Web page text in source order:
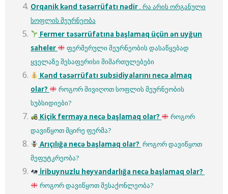
Orqanik kənd təsərrüfatı nədir . რა არის ორგანული
სოფლის მეურნეობა
Fermer təsərrüfatına başlamaq üçün ən uyğun
saheler
ფერმერული მეურნეობის დასაწყებად
ყველაზე შესაფერისი მიმართულებები
Kənd təsərrüfatı subsidiyalarını necə almaq
olar?
როგორ მივიღოთ სოფლის მეურნეობის
სუბსიდიები?
Kiçik fermaya necə başlamaq olar?
როგორ
დავიწყოთ მცირე ფერმა?
Arıçılığa necə başlamaq olar? როგორ დავიწყოთ
მეფუტკრეობა?
İribuynuzlu heyvandarlığa necə başlamaq olar?
როგორ დავიწყოთ მესაქონლეობა?